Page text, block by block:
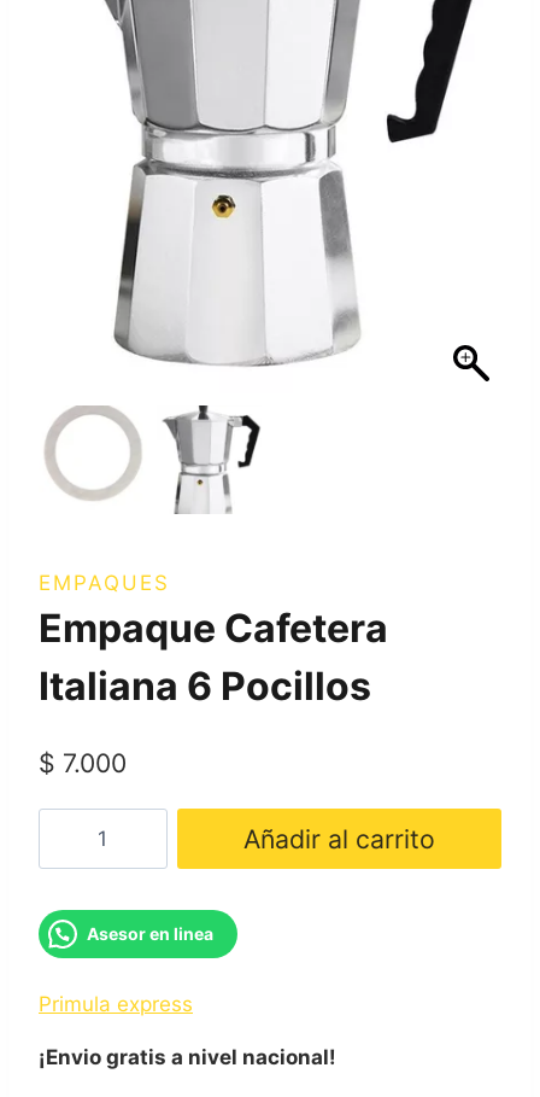
EMPAQUES
Empaque Cafetera
Italiana 6 Pocillos
$ 7.000
6
Pocillos
Añadir al carrito
Asesor en linea
Primula express
¡Envio gratis a nivel nacional!